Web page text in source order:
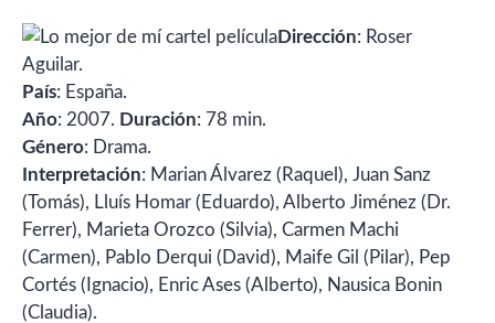
Dirección: Roser
Aguilar.
País: España.
Año: 2007. Duración: 78 min.
Género: Drama.
Interpretación: Marian Álvarez (Raquel), Juan Sanz
(Tomás), Lluís Homar (Eduardo), Alberto Jiménez (Dr.
Ferrer), Marieta Orozco (Silvia), Carmen Machi
(Carmen), Pablo Derqui (David), Maife Gil (Pilar), Pep
Cortés (Ignacio), Enric Ases (Alberto), Nausica Bonin
(Claudia).